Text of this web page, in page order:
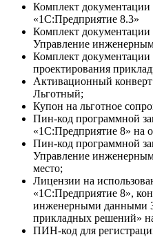
Комплект
«1С:Предприятие 8.3»
Комплект
Управление
Комплект
проектирования
Активационный
Льготный;
Купон на льготное
Пин-код программной
«1С:Предприятие 8» на
Пин-код программной
Управление
место;
Лицензии на
«1С:Предприятие 8»,
инженерными данными
прикладных решений»
ПИН-код для